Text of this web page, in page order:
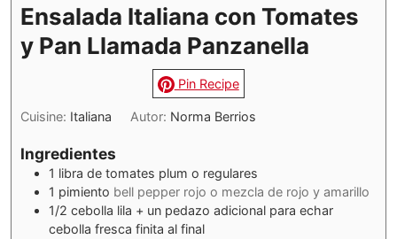
Ensalada Italiana con Tomates
y Pan Llamada Panzanella
Pin Recipe
Cuisine: Italiana Autor: Norma Berrios
Ingredientes
1 libra de tomates plum o regulares
1 pimiento bell pepper rojo o mezcla de rojo y amarillo
1/2 cebolla lila + un pedazo adicional para echar
cebolla fresca finita al final